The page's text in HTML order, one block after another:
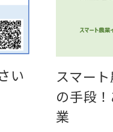
い
スマー
の手段
業